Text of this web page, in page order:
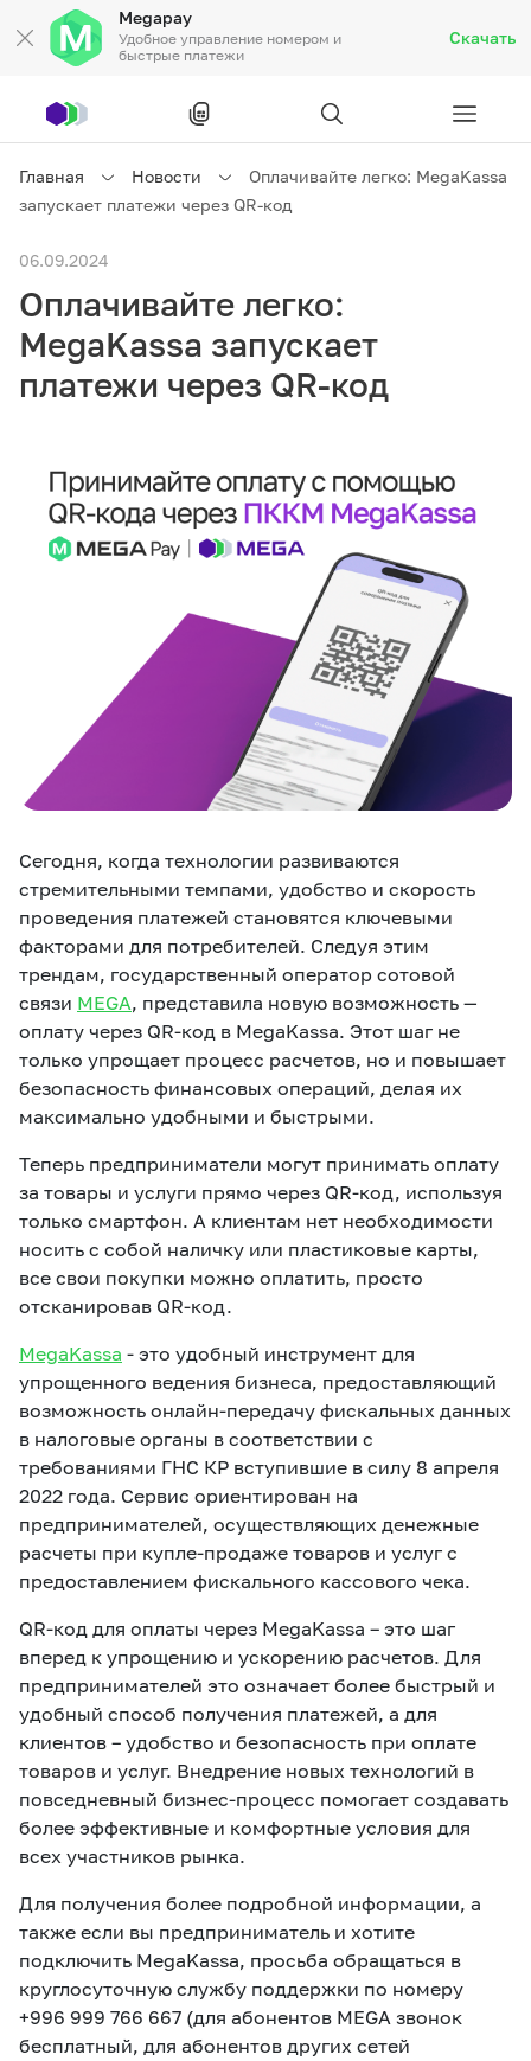
Megapay
Удобное управление номером и
быстрые платежи
Скачать
Частным клиентам
Бизнесу
Связь
eSIM M2M
Все услуги Развлечения Соц.сети
Звонки и SMS Подбор номера Доставка SIM
Партнерам
Карта офисов и
покрытие
Сервисы
MegaTV
Главная Новости
Оплачивайте легко: MegaKassa
запускает платежи через QR-код
06.09.2024
Оплачивайте легко:
MegaKassa запускает
платежи через QR-код
Сегодня, когда технологии развиваются
стремительными темпами, удобство и скорость
проведения платежей становятся ключевыми
факторами для потребителей. Следуя этим
трендам, государственный оператор сотовой
связи MEGA, представила новую возможность —
оплату через QR-код в MegaKassa. Этот шаг не
только упрощает процесс расчетов, но и повышает
безопасность финансовых операций, делая их
максимально удобными и быстрыми.
Теперь предприниматели могут принимать оплату
за товары и услуги прямо через QR-код, используя
только смартфон. А клиентам нет необходимости
носить с собой наличку или пластиковые карты,
все свои покупки можно оплатить, просто
отсканировав QR-код.
MegaKassa - это удобный инструмент для
упрощенного ведения бизнеса, предоставляющий
возможность онлайн-передачу фискальных данных
в налоговые органы в соответствии с
требованиями ГНС КР вступившие в силу 8 апреля
2022 года. Сервис ориентирован на
предпринимателей, осуществляющих денежные
расчеты при купле-продаже товаров и услуг с
предоставлением фискального кассового чека.
QR-код для оплаты через MegaKassa – это шаг
вперед к упрощению и ускорению расчетов. Для
предпринимателей это означает более быстрый и
удобный способ получения платежей, а для
клиентов – удобство и безопасность при оплате
товаров и услуг. Внедрение новых технологий в
повседневный бизнес-процесс помогает создавать
более эффективные и комфортные условия для
всех участников рынка.
Для получения более подробной информации, а
также если вы предприниматель и хотите
подключить MegaKassa, просьба обращаться в
круглосуточную службу поддержки по номеру
+996 999 766 667 (для абонентов MEGA звонок
бесплатный, для абонентов других сетей